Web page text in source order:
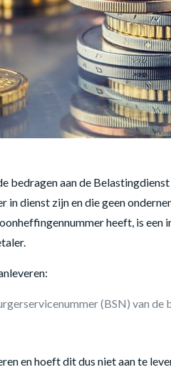
bedragen aan de
dienst zijn en die geen
heeft, is
(BSN) van de
en hoeft dit dus niet aan te